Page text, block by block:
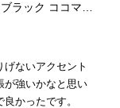
ないアクセント
が強いかなと思い
かったです。